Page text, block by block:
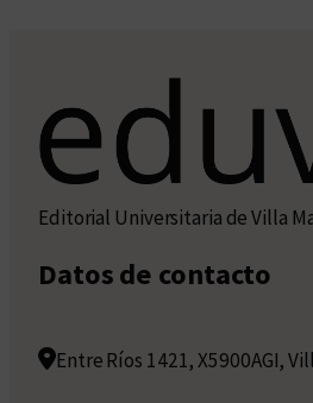
Editorial Universitaria de Villa
Datos de contacto
Entre Ríos 1421, X5900AGI,